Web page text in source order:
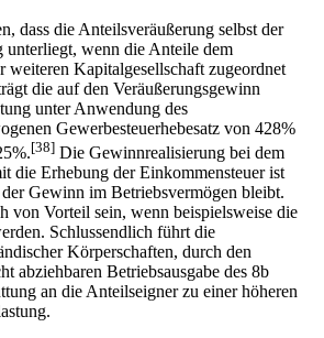
dass die Anteilsveräußerung selbst der
unterliegt, wenn die Anteile dem
weiteren Kapitalgesellschaft zugeordnet
die auf den Veräußerungsgewinn
unter Anwendung des
Gewerbesteuerhebesatz von 428%
[38] Die Gewinnrealisierung bei dem
die Erhebung der Einkommensteuer ist
Gewinn im Betriebsvermögen bleibt.
von Vorteil sein, wenn beispielsweise die
Schlussendlich führt die
Körperschaften, durch den
abziehbaren Betriebsausgabe des 8b
an die Anteilseigner zu einer höheren